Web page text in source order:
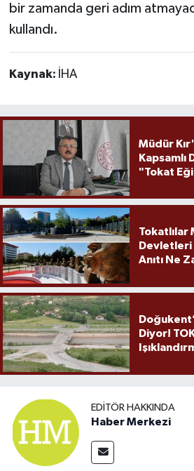
bir zamanda geri adım
kullandı.
Kaynak: İHA
Müdür
"Tokat
Tokatlılar
Devletleri
Anıtı Ne
Diyor!
EDITÖR HAKKINDA
Haber Merkezi